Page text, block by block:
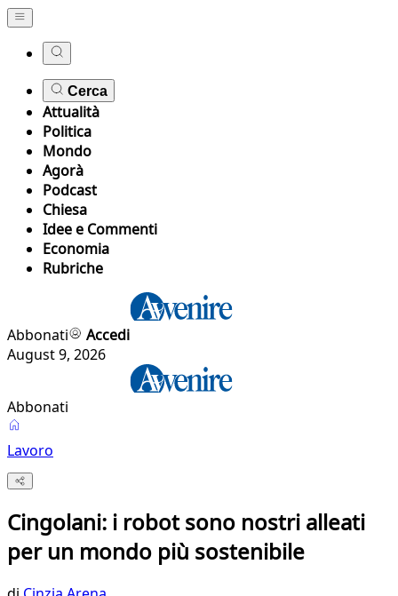
Cerca
Attualità
Politica
Mondo
Agorà
Podcast
Chiesa
Idee e Commenti
Economia
Rubriche
Abbonati
Accedi
August 9, 2026
Abbonati
Lavoro
Cingolani: i robot sono nostri alleati
per un mondo più sostenibile